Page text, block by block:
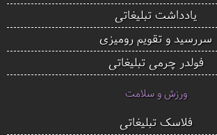
یادداشت تبلیغاتی
سررسید و تقویم رومیزی
فولدر چرمی تبلیغاتی
ورزش و سلامت
فلاسک تبلیغاتی